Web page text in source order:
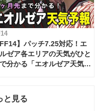
FF14】パッチ7.25対応！エ
ゼア各エリアの天気がひと
分かる「エオルゼア天気予
と見る